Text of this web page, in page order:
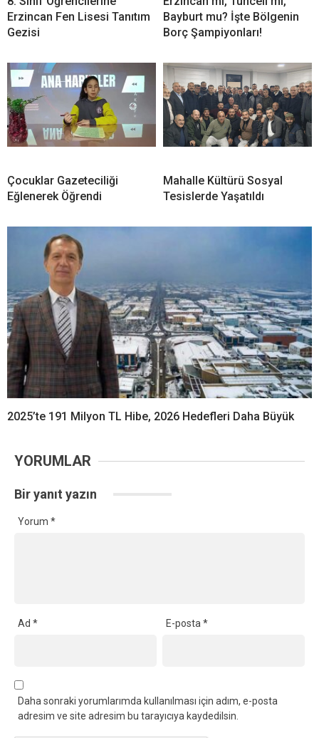
Erzincan Fen Lisesi Tanıtım
Gezisi
Bayburt mu? İşte Bölgenin
Borç Şampiyonları!
Çocuklar Gazeteciliği
Eğlenerek Öğrendi
Mahalle Kültürü Sosyal
Tesislerde Yaşatıldı
2025’te 191 Milyon TL Hibe, 2026 Hedefleri Daha Büyük
YORUMLAR
Bir yanıt yazın
Yorum *
Ad * E-posta*
Daha sonraki yorumlarımda kullanılması için adım, e-posta
adresim ve site adresim bu tarayıcıya kaydedilsin.